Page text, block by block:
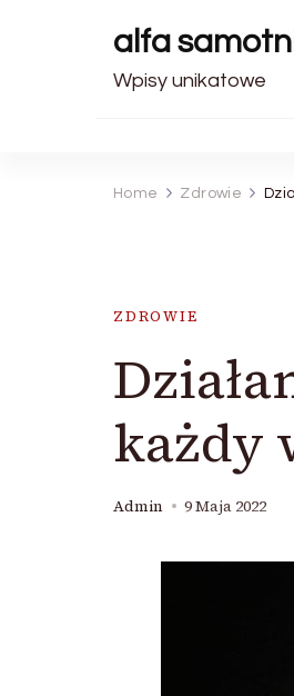
alfa
Wpisy unikatowe
Home Zdrowie
ZDROWIE
każdy
Admin 9 Maja 2022